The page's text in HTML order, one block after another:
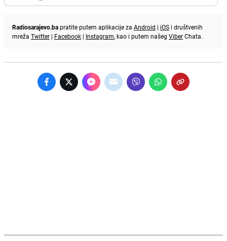
Radiosarajevo.bapratite putem aplikacije za Android | iOS i društvenih
mreža Twitter | Facebook | Instagram, kao i putem našeg ViberChata.